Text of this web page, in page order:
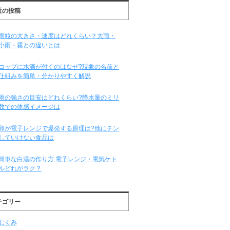
の投稿
粒の大きさ・速度はどれくらい？大雨・
雨・霧との違いとは
ップに水滴が付くのはなぜ?現象の名前と
組みを簡単・分かりやすく解説
の強さの目安はどれくらい?降水量のミリ
での体感イメージは
が電子レンジで爆発する原理は?他にチン
ていけない食品は
単な白湯の作り方 電子レンジ・電気ケト
どれがラク？
ゴリー
くみ